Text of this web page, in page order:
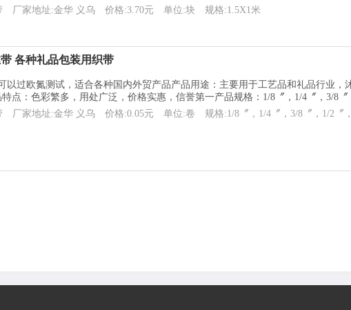
厂家地址:金华 义乌 价格:3.70元 单位:块 规格:1.5X1米
各种礼品包装用织带
以过欧氮测试，适合各种国内外贸产品产品用途：主要用于工艺品和礼品行业，
点：色彩繁多，用处广泛，价格实惠，信誉第一产品规格：1/8〞，1/4〞，3/8〞
厂家地址:金华 义乌 价格:0.05元 单位:卷
规格:1/8〞，1/4〞，3/8〞，1/2〞